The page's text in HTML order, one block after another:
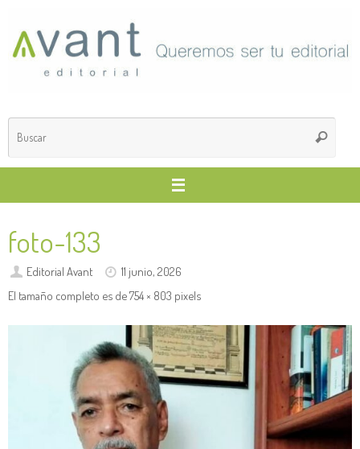
contenido
Buscar
foto-133
Editorial Avant
11 junio, 2026
El tamaño completo es de754 × 803 pixels